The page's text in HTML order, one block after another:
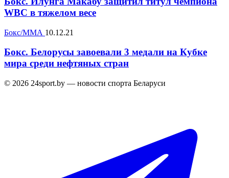
WBC в тяжелом весе
Бокс/ММА 10.12.21
Бокс. Белорусы завоевали 3 медали на Кубке
мира среди нефтяных стран
© 2026 24sport.by — новости спорта Беларуси